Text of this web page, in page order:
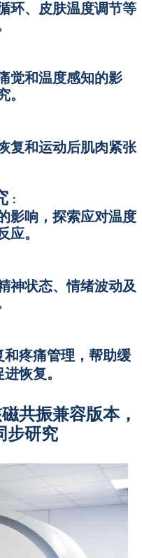
环、皮肤温度调节等
觉和温度感知的影
。
复和运动后肌肉紧张
：
影响，探索应对温度
应。
神状态、情绪波动及
和疼痛管理，帮助缓
进恢复。
共振兼容版本，
步研究